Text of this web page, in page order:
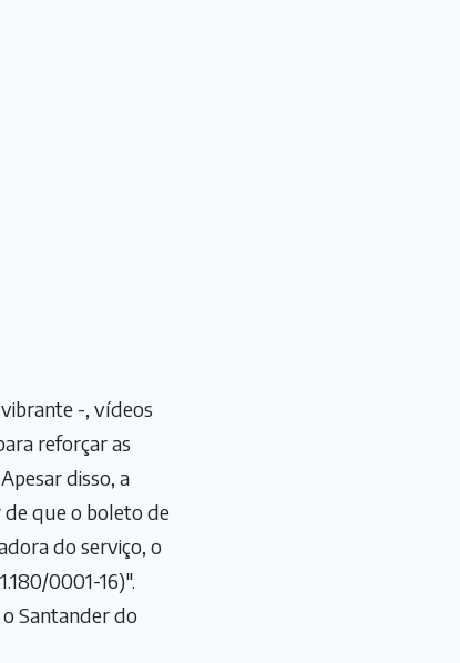
-, vídeos
reforçar as
disso, a
de que o boleto de
do serviço, o
0001-16)".
Santander do